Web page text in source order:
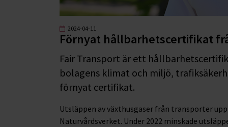
2024-04-11
Förnyat hållbarhetscertifikat
Fair Transport är ett
bolagens klimat och miljö,
förnyat certifikat.
Utsläppen av växthusgaser från transporter
Naturvårdsverket. Under 2022 minskade